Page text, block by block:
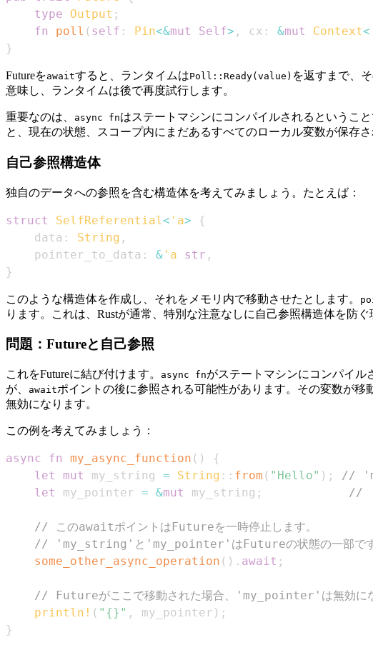
type
Output ;
fn
poll ( self : Pin<&mut Self> , cx : &mut Context<
}
Futureをawaitすると、ランタイムはPoll::Ready(value) を返すまで、
意味し、ランタイムは後で再度試行します。
重要なのは、 async fnはステートマシンにコンパイルされるというこ
と、現在の状態、スコープ内にまだあるすべてのローカル変数が保存
自己参照構造体
独自のデータへの参照を含む構造体を考えてみましょう。たとえば：
struct SelfReferential < 'a>
{
    data
: String ,
    pointer_to_data
: & 'a str ,
}
このような構造体を作成し、それをメモリ内で移動させたとします。
ります。これは、Rustが通常、特別な注意なしに自己参照構造体を防ぐ
問題：Futureと自己参照
これをFutureに結び付けます。 async fnがステートマシンにコンパイル
が、
awaitポイントの後に参照される可能性があります。その変数が
無効になります。
この例を考えてみましょう：
async fn my_async_function ( )
{
let
mut my_string = String :: from ( "Hello" ) ;
//
let
my_pointer = &mut my_string ; //
// このawaitポイントはFutureを一時停止します。
// 'my_string'と'my_pointer'はFutureの状態の一部です
some_other_async_operation ( ) . await ;
// Futureがここで移動された場合、'my_pointer'は無効にな
println! ( "{}" , my_pointer ) ;
}